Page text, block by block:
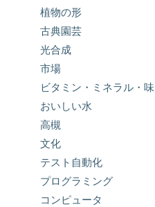
植物の形
古典園芸
光合成
市場
ビタミン・ミネラル・味
おいしい水
高槻
文化
テスト自動化
プログラミング
コンピュータ